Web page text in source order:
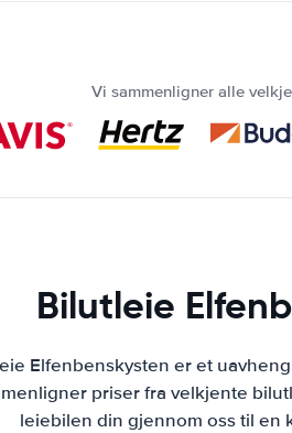
Vi sammenligner alle
Bilutleie
Elfenbenskysten er et
priser fra velkjente
leiebilen din gjennom oss til en